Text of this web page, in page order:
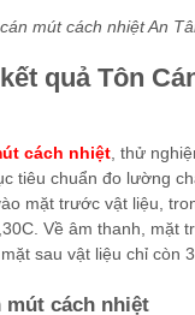
mút cách nhiệt An
quả Tôn
cách nhiệt, thử
tiêu chuẩn đo lường
mặt trước vật liệu,
Về âm thanh, mặt
sau vật liệu chỉ còn
mút cách nhiệt